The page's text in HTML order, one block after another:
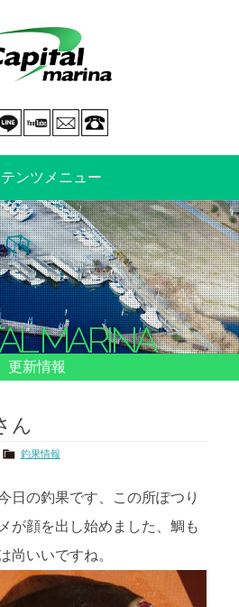
mail
You tube
LINE@
Facebook page
ンツメニュー
新艇情報
整備・特殊艤装
マリーナ情報・料金表
リンク
MARINA
更新情報
ん
釣果情報
日の釣果です、この所ぽつり
が顔を出し始めました、鯛も
尚いいですね。